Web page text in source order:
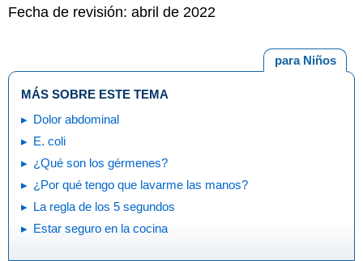
Fecha de revisión: abril de 2022
para Niños
MÁS SOBRE ESTE TEMA
Dolor abdominal
E. coli
¿Qué son los gérmenes?
¿Por qué tengo que lavarme las manos?
La regla de los 5 segundos
Estar seguro en la cocina